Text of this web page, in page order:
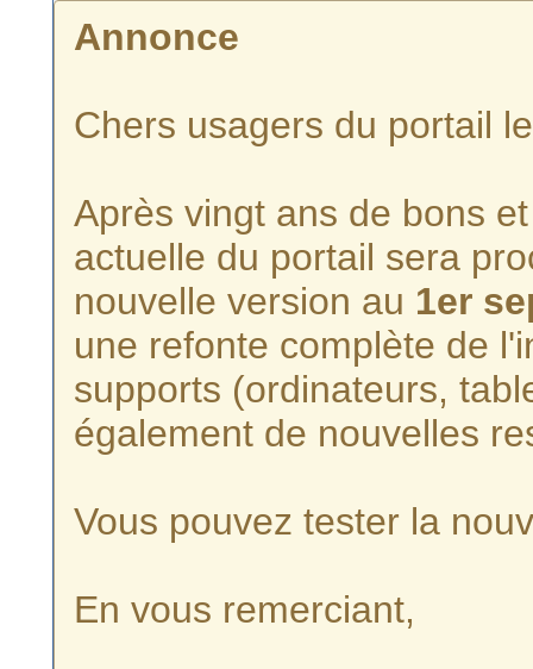
Annonce
Chers usagers du portail
Après vingt ans de bons
actuelle du portail sera
nouvelle version au 1er
une refonte complète de
supports (ordinateurs,
également de nouvelles
Vous pouvez tester la
En vous remerciant,